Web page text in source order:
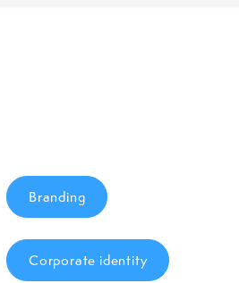
Branding
Corporate identity